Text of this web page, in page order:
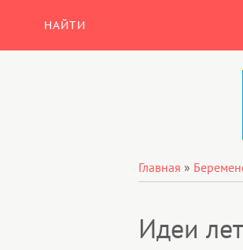
НАЙТИ
Главная »
Идеи